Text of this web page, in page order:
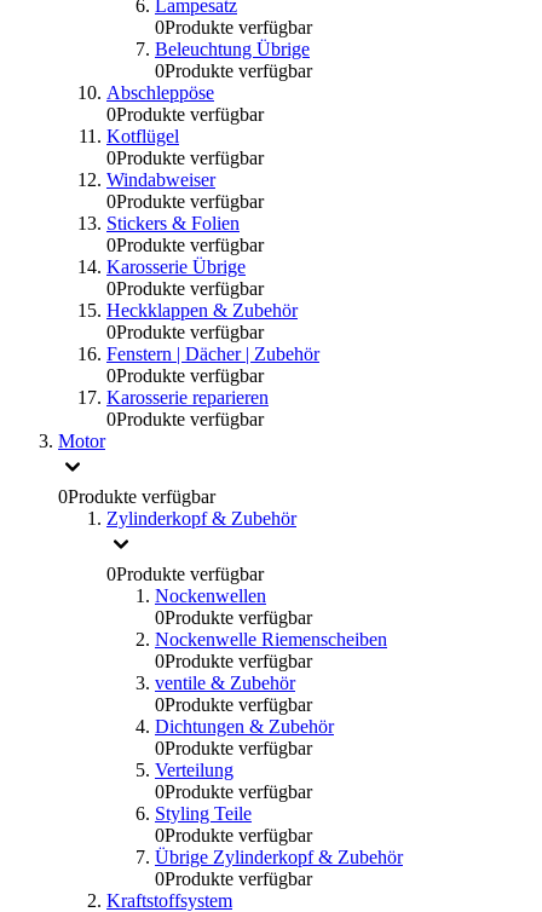
Lampesatz
0Produkte verfügbar
Beleuchtung Übrige
0Produkte verfügbar
Abschleppöse
0Produkte verfügbar
Kotflügel
0Produkte verfügbar
Windabweiser
0Produkte verfügbar
Stickers & Folien
0Produkte verfügbar
Karosserie Übrige
0Produkte verfügbar
Heckklappen & Zubehör
0Produkte verfügbar
Fenstern | Dächer | Zubehör
0Produkte verfügbar
Karosserie reparieren
0Produkte verfügbar
Motor
0Produkte verfügbar
Zylinderkopf & Zubehör
0Produkte verfügbar
Nockenwellen
0Produkte verfügbar
Nockenwelle Riemenscheiben
0Produkte verfügbar
ventile & Zubehör
0Produkte verfügbar
Dichtungen & Zubehör
0Produkte verfügbar
Verteilung
0Produkte verfügbar
Styling Teile
0Produkte verfügbar
Übrige Zylinderkopf & Zubehör
0Produkte verfügbar
Kraftstoffsystem